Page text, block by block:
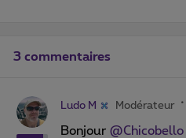
3 commentaires
Ludo M Modérateur
Bonjour ​ @Chicobello